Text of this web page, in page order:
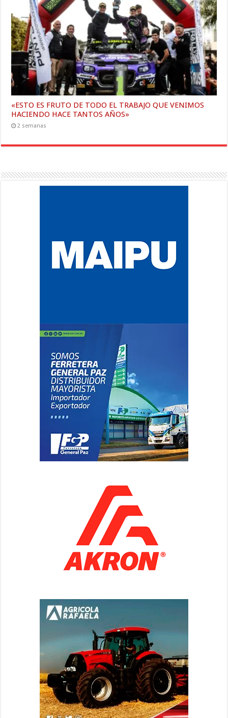
«ESTO ES FRUTO DE TODO EL TRABAJO QUE VENIMOS
HACIENDO HACE TANTOS AÑOS»
2 semanas